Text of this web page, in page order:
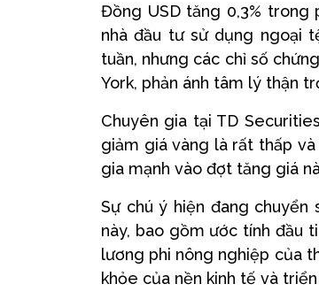
Đồng USD tăng 0,3%
nhà đầu tư sử dụng ngoại
tuần, nhưng các chỉ số
York, phản ánh tâm lý thận
Chuyên gia tại TD
giảm giá vàng là rất thấp
gia mạnh vào đợt tăng giá
Sự chú ý hiện đang
này, bao gồm ước tính đầu
lương phi nông nghiệp của
khỏe của nền kinh tế và